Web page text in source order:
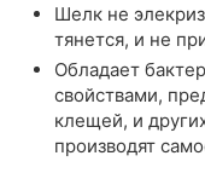
Шелк не
тянется, и не
Обладает
свойствами,
клещей, и
производят